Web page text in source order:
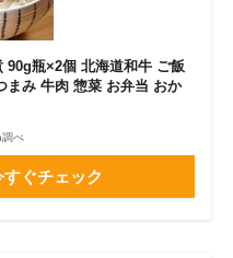
90g瓶×2個 北海道和牛 ご飯
まみ 牛肉 惣菜 お弁当 おか
べ
ぐチェック